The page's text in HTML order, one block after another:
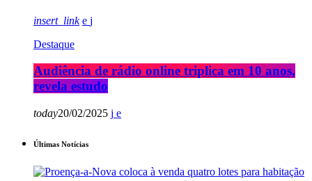
insert_link
Destaque
Audiência de rádio online triplica em 10 anos,
revela estudo
today20/02/2025
Últimas Notícias